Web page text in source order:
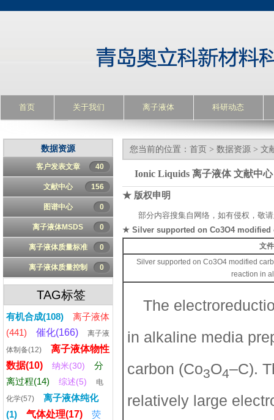
首页 关于我们 离子液体 科研动态
数据资源
客户发表文章 40
文献中心 156
图谱中心 0
离子液体MSDS 0
离子液体质量标准 0
离子液体质量控制 0
TAG标签
有机合成(108)
离子液体
(441)
催化(166)
离子液
体制备(12)
离子液体物性
数据(10)
纳米(30)
分
离过程(14)
综述(5)
电
化学(57)
离子液体纯化
(1)
气体处理(17)
荧
您当前的位置： 首页 > 数据资源 > 文
Ionic Liquids 离子液体 文献中心
★ 版权申明
部分内容搜集自网络，如有侵权，敬
★ Silver supported on Co3O4
文
Silver supported on Co3O4 modified
reaction in
The
in alkaline media
carbon (Co3O4–C).
relatively large